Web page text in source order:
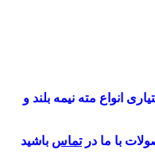
انواع مته نیمه بلند و
با ما درتماس باشید